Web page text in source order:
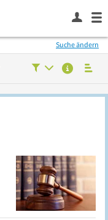
Suche ändern